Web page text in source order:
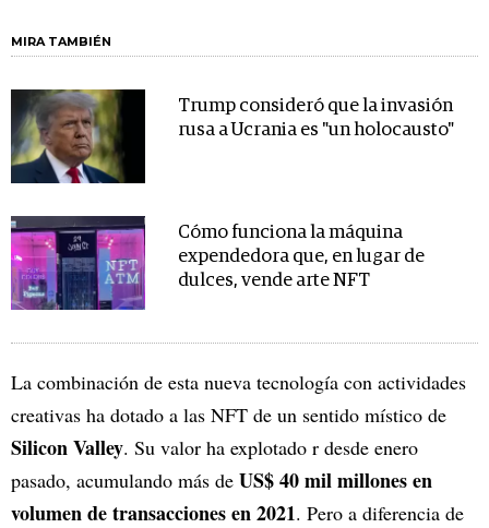
MIRA TAMBIÉN
Trump consideró que la invasión
rusa a Ucrania es "un holocausto"
Cómo funciona la máquina
expendedora que, en lugar de
dulces, vende arte NFT
La combinación de esta nueva tecnología con actividades
creativas ha dotado a las NFT de un sentido místico de
Silicon Valley. Su valor ha explotado r desde enero
pasado, acumulando más de US$ 40 mil millones en
volumen de transacciones en 2021. Pero a diferencia de